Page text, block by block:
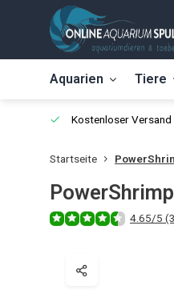
Aquarien Tiere
Kostenloser Versand
Startseite
4.65/5